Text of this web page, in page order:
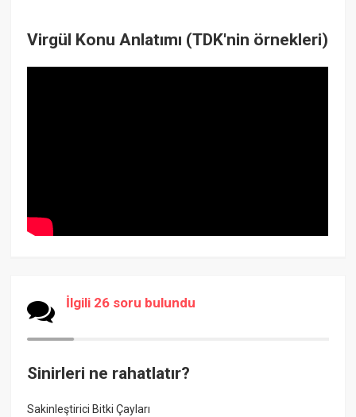
Virgül Konu Anlatımı (TDK'nin örnekleri)
İlgili 26 soru bulundu
Sinirleri ne rahatlatır?
Sakinleştirici Bitki Çayları